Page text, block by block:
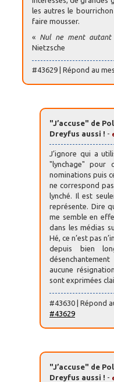
les autres le
faire mousser.
« Nul ne ment autant
Nietzsche
#43629 | Répond au
"J’accuse" de
Dreyfus aussi ! -
J’ignore qui a
"lynchage" pour
nominations puis
ne correspond
lynché. Il est
représente. Dire
me semble en
dans les médias
Hé, ce n’est pas
depuis bien
aucune
sont exprimées
#43630 | Répond
#43629
"J’accuse" de
Dreyfus aussi ! -